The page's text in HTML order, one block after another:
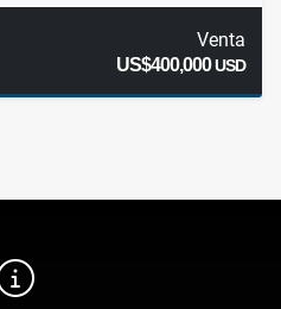
Venta
US$400,000USD